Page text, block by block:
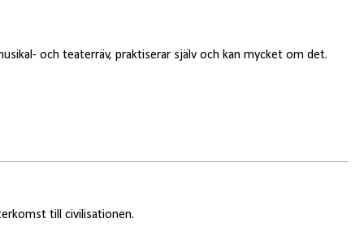
och teaterräv, praktiserar själv och kan mycket om det.
till civilisationen.